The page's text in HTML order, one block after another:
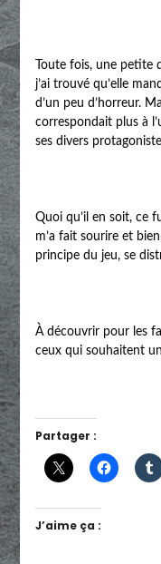
Toute fois, une
j’ai trouvé qu’elle
d’un peu d’horreur.
correspondait plus à
ses divers
Quoi qu’il en soit, ce
m’a fait sourire et
principe du jeu, se
À découvrir pour les
ceux qui souhaitent
Partager :
J’aime ça :